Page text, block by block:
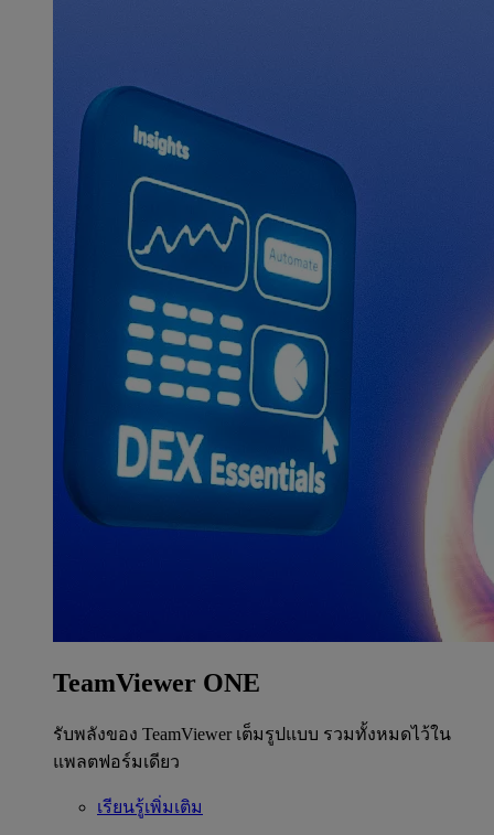
TeamViewer ONE
รับพลังของ TeamViewer เต็มรูปแบบ รวมทั้งหมดไว้ใน
แพลตฟอร์มเดียว
เรียนรู้เพิ่มเติม